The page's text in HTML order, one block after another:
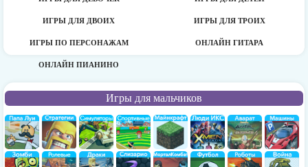
ИГРЫ ДЛЯ ДВОИХ ИГРЫ ДЛЯ ТРОИХ
ИГРЫ ПО ПЕРСОНАЖАМ ОНЛАЙН ГИТАРА
ОНЛАЙН ПИАНИНО
Игры для мальчиков